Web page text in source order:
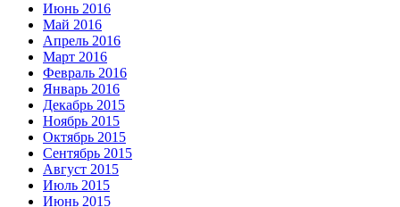
Июнь 2016
Май 2016
Апрель 2016
Март 2016
Февраль 2016
Январь 2016
Декабрь 2015
Ноябрь 2015
Октябрь 2015
Сентябрь 2015
Август 2015
Июль 2015
Июнь 2015